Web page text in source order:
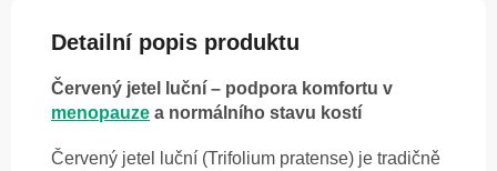
Detailní popis produktu
Červený jetel luční – podpora komfortu v
menopauze a normálního stavu kostí
Červený jetel luční (Trifolium pratense) je tradičně